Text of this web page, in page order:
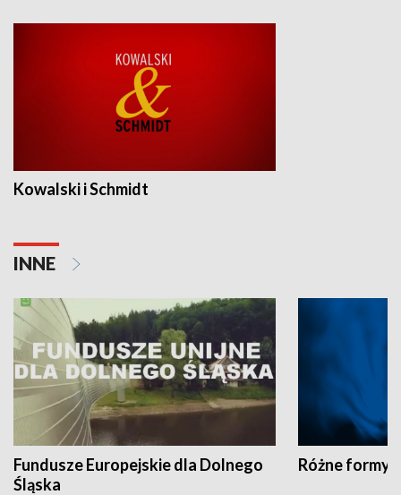
Kowalski i Schmidt
INNE
Fundusze Europejskie dla Dolnego
Śląska
Różne formy